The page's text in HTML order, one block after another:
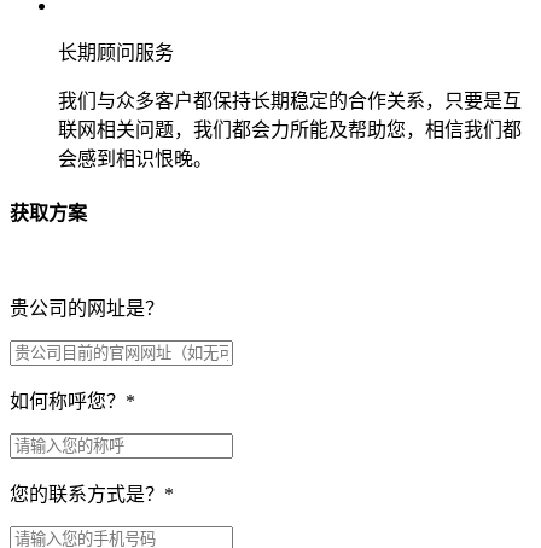
长期顾问服务
我们与众多客户都保持长期稳定的合作关系，只要是互
联网相关问题，我们都会力所能及帮助您，相信我们都
会感到相识恨晚。
获取方案
贵公司的网址是？
如何称呼您？ *
您的联系方式是？ *